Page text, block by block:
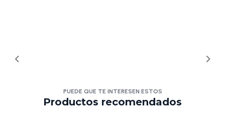
PUEDE QUE TE INTERESEN ESTOS
Productos recomendados